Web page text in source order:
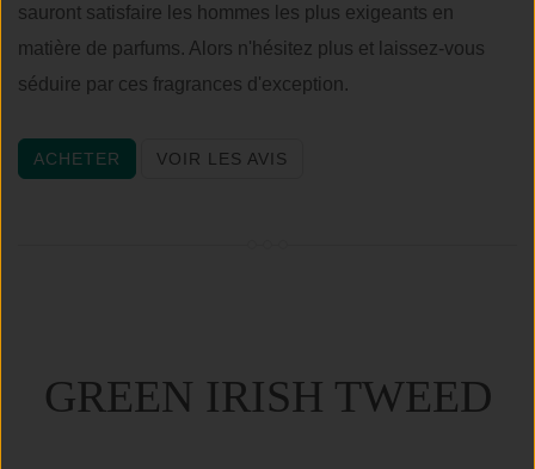
sauront satisfaire les hommes les plus exigeants en
matière de parfums. Alors n'hésitez plus et laissez-vous
séduire par ces fragrances d'exception.
ACHETER VOIR LES AVIS
GREEN IRISH TWEED